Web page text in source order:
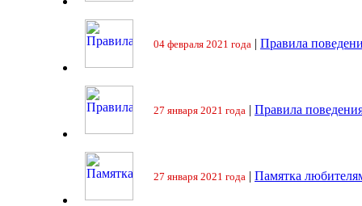
04 февраля 2021 года | Правила
27 января 2021 года | Правила
27 января 2021 года | Памятка